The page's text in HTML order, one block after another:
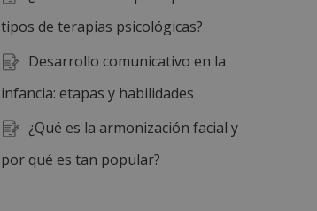
tipos de terapias psicológicas?
Desarrollo comunicativo en la
infancia: etapas y habilidades
¿Qué es la armonización facial y
por qué es tan popular?